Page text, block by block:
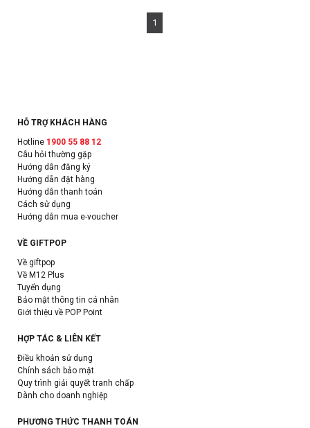
1
HỖ TRỢ KHÁCH HÀNG
Hotline 1900 55 88 12
Câu hỏi thường gặp
Hướng dẫn đăng ký
Hướng dẫn đặt hàng
Hướng dẫn thanh toán
Cách sử dụng
Hướng dẫn mua e-voucher
VỀ GIFTPOP
Về giftpop
Về M12 Plus
Tuyển dụng
Bảo mật thông tin cá nhân
Giới thiệu về POP Point
HỢP TÁC & LIÊN KẾT
Điều khoản sử dụng
Chính sách bảo mật
Quy trình giải quyết tranh chấp
Dành cho doanh nghiệp
PHƯƠNG THỨC THANH TOÁN